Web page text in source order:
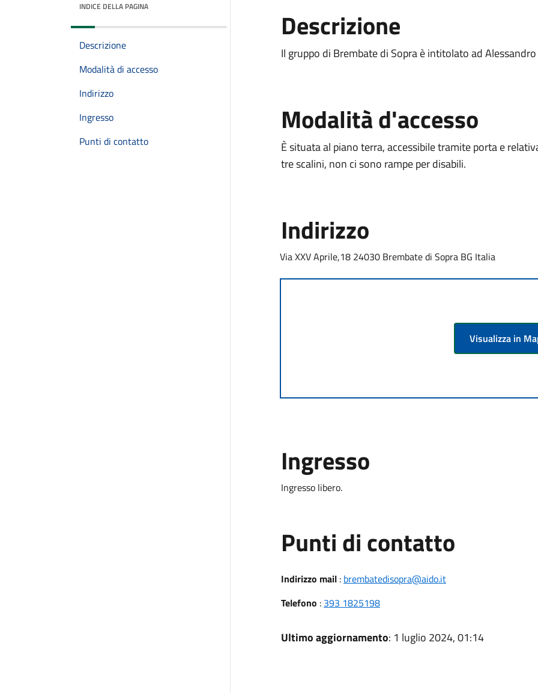
INDICE DELLA PAGINA
Descrizione
Modalità di accesso
Indirizzo
Ingresso
Punti di contatto
Descrizione
Il gruppo di Brembate di Sopra è intitolato ad
Modalità d'accesso
È situata al piano terra, accessibile tramite porta e
tre scalini, non ci sono rampe per disabili.
Indirizzo
Via XXV Aprile,18 24030 Brembate di Sopra BG Italia
Visualizza in
Ingresso
Ingresso libero.
Punti di contatto
Indirizzo mail: brembatedisopra@aido.it
Telefono : 393 1825198
Ultimo aggiornamento: 1 luglio 2024, 01:14